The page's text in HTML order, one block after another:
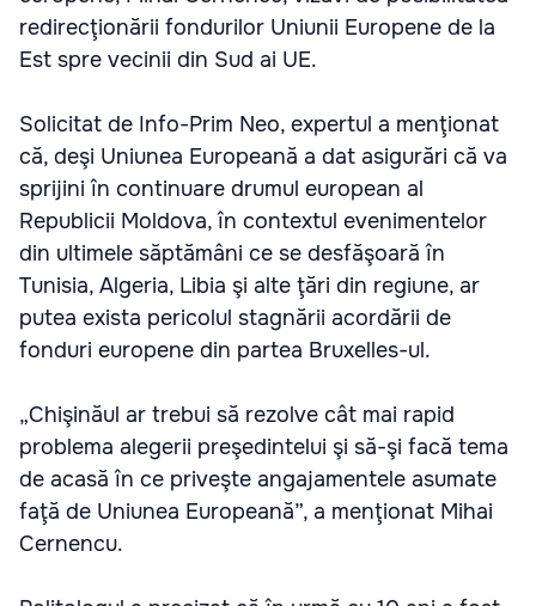
redirecţionării fondurilor Uniunii Europene de la
Est spre vecinii din Sud ai UE.
Solicitat de Info-Prim Neo, expertul a menţionat
că, deşi Uniunea Europeană a dat asigurări că va
sprijini în continuare drumul european al
Republicii Moldova, în contextul evenimentelor
din ultimele săptămâni ce se desfăşoară în
Tunisia, Algeria, Libia şi alte ţări din regiune, ar
putea exista pericolul stagnării acordării de
fonduri europene din partea Bruxelles-ul.
„Chişinăul ar trebui să rezolve cât mai rapid
problema alegerii preşedintelui şi să-şi facă tema
de acasă în ce priveşte angajamentele asumate
faţă de Uniunea Europeană”, a menţionat Mihai
Cernencu.